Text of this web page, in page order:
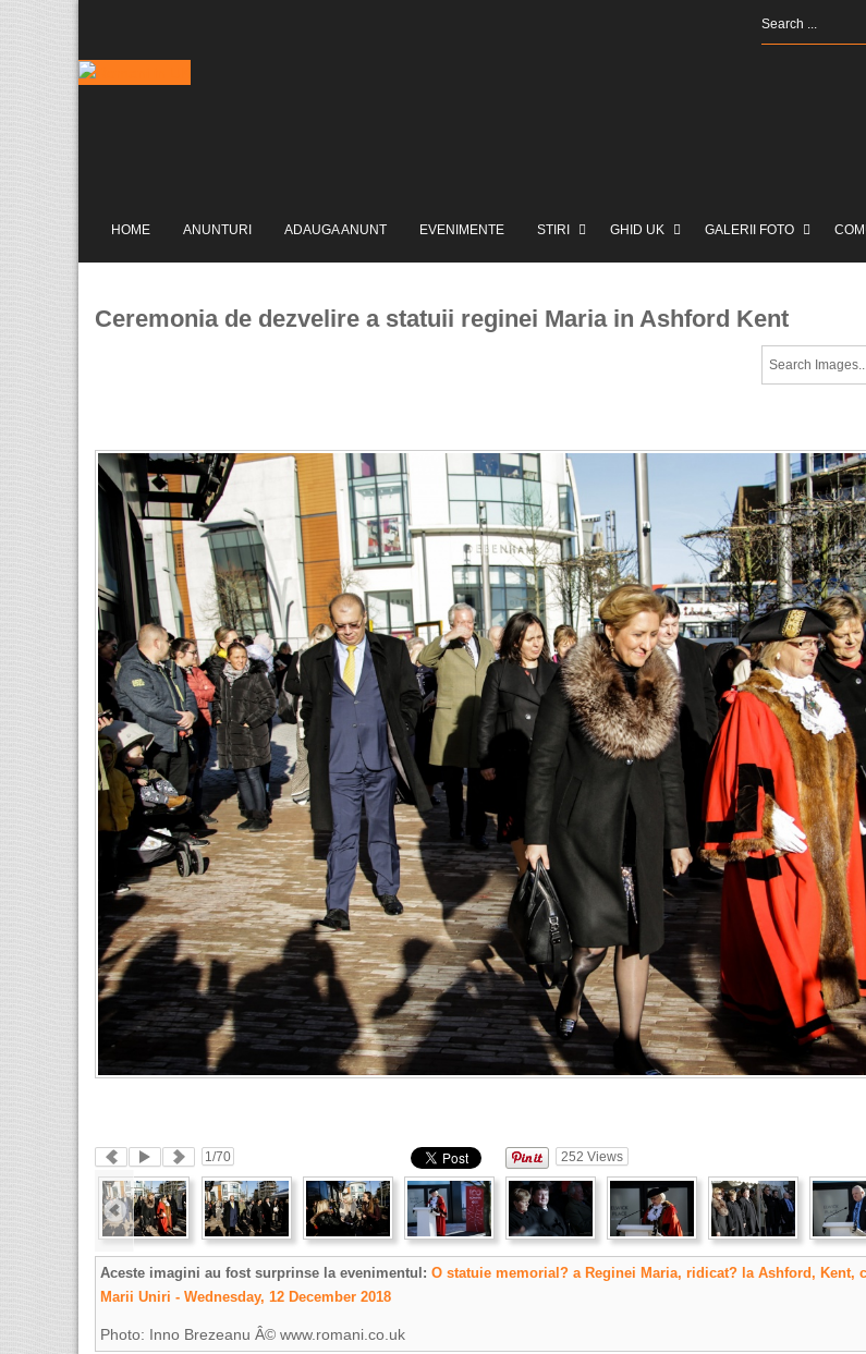
HOME ANUNTURI ADAUGA ANUNT EVENIMENTE STIRI GHID UK GALERII FOTO
Ceremonia de dezvelire a statuii reginei Maria in Ashford Kent
1/70 252 Views
Aceste imagini au fost surprinse la evenimentul: O statuie memorial? a Reginei Maria, ridicat? la Ashford, Kent,
Marii Uniri - Wednesday, 12 December 2018
Photo: Inno Brezeanu Â© www.romani.co.uk